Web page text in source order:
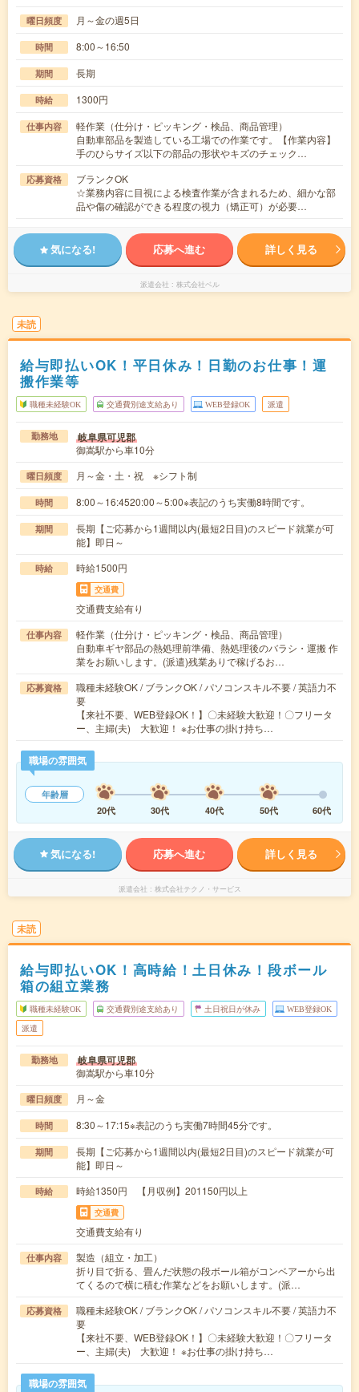
曜日頻度 月～金の週5日
時間 8:00～16:50
期間 長期
時給 1300円
仕事内容
軽作業（仕分け・ピッキング・検品、商品管理）
自動車部品を製造している工場での作業です。【作業内容】
手のひらサイズ以下の部品の形状やキズのチェック…
応募資格
ブランクOK
☆業務内容に目視による検査作業が含まれるため、細かな部
品や傷の確認ができる程度の視力（矯正可）が必要…
気になる! 応募へ進む 詳しく見る
派遣会社 株式会社ベル
未読
給与即払いOK！平日休み！日勤のお仕事！運
搬作業等
職種未経験OK 交通費別途支給あり WEB登録OK 派遣
勤務地 岐阜県可児郡
御嵩駅から車10分
曜日頻度 月～金・土・祝 ※シフト制
時間 8:00～16:4520:00～5:00※表記のうち実働8時間です。
期間
長期【ご応募から1週間以内(最短2日目)のスピード就業が可
能】即日～
時給 時給1500円
交通費
交通費支給有り
仕事内容
軽作業（仕分け・ピッキング・検品、商品管理）
自動車ギヤ部品の熱処理前準備、熱処理後のバラシ・運搬 作
業をお願いします。(派遣)残業ありで稼げるお…
応募資格
職種未経験OK / ブランクOK / パソコンスキル不要 / 英語力不
要
【来社不要、WEB登録OK！】〇未経験大歓迎！〇フリータ
ー、主婦(夫) 大歓迎！ ※お仕事の掛け持ち…
職場の雰囲気
年齢層
20代
30代 40代 50代 60代
気になる! 応募へ進む 詳しく見る
派遣会社 株式会社テクノ・サービス
未読
給与即払いOK！高時給！土日休み！段ボール
箱の組立業務
職種未経験OK 交通費別途支給あり 土日祝日が休み WEB登録OK
派遣
勤務地 岐阜県可児郡
御嵩駅から車10分
曜日頻度 月～金
時間 8:30～17:15※表記のうち実働7時間45分です。
期間
長期【ご応募から1週間以内(最短2日目)のスピード就業が可
能】即日～
時給 時給1350円 【月収例】201150円以上
交通費
交通費支給有り
仕事内容
製造（組立・加工）
折り目で折る、畳んだ状態の段ボール箱がコンベアーから出
てくるので横に積む作業などをお願いします。(派…
応募資格
職種未経験OK / ブランクOK / パソコンスキル不要 / 英語力不
要
【来社不要、WEB登録OK！】〇未経験大歓迎！〇フリータ
ー、主婦(夫) 大歓迎！ ※お仕事の掛け持ち…
職場の雰囲気